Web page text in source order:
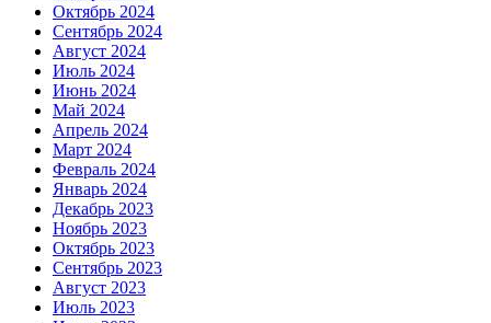
Октябрь 2024
Сентябрь 2024
Август 2024
Июль 2024
Июнь 2024
Май 2024
Апрель 2024
Март 2024
Февраль 2024
Январь 2024
Декабрь 2023
Ноябрь 2023
Октябрь 2023
Сентябрь 2023
Август 2023
Июль 2023